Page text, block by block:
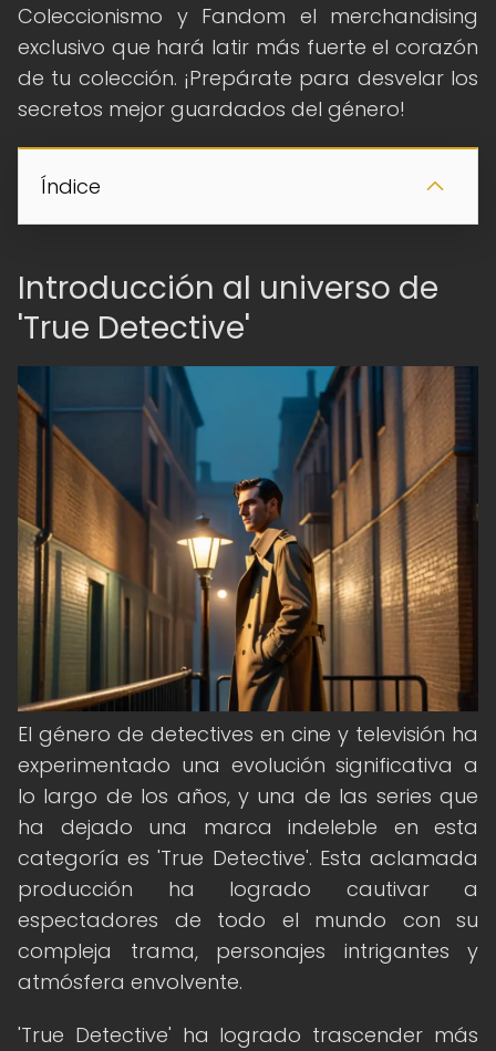
Coleccionismo y Fandom el merchandising
exclusivo que hará latir más fuerte el corazón
de tu colección. ¡Prepárate para desvelar los
secretos mejor guardados del género!
Índice
Introducción al universo de
'True Detective'
El género de detectives en cine y televisión ha
experimentado una evolución significativa a
lo largo de los años, y una de las series que
ha dejado una marca indeleble en esta
categoría es 'True Detective'. Esta aclamada
producción ha logrado cautivar a
espectadores de todo el mundo con su
compleja trama, personajes intrigantes y
atmósfera envolvente.
'True Detective' ha logrado trascender más